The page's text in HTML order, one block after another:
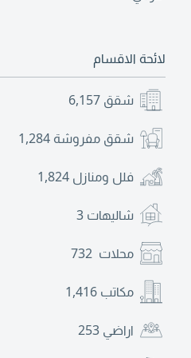
لائحة الاقسام
شقق 6,157
شقق مفروشة 1,284
فلل ومنازل 1,824
شاليهات 3
محلات 732
مكاتب 1,416
اراضي 253